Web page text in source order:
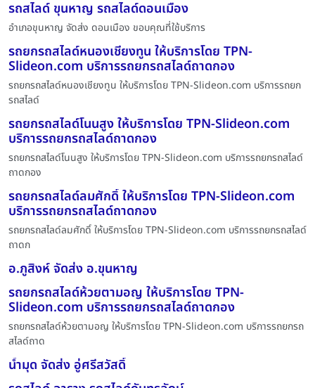
รถสไลด์ ขุนหาญ รถสไลด์ดอนเมือง
อำเภอขุนหาญ จัดส่ง ดอนเมือง ขอบคุณที่ใช้บริการ
รถยกรถสไลด์หนองเชียงทูน ให้บริการโดย TPN-
Slideon.com บริการรถยกรถสไลด์ถาดกอง
รถยกรถสไลด์หนองเชียงทูน ให้บริการโดย TPN-Slideon.com บริการรถยก
รถสไลด์
รถยกรถสไลด์โนนสูง ให้บริการโดย TPN-Slideon.com
บริการรถยกรถสไลด์ถาดกอง
รถยกรถสไลด์โนนสูง ให้บริการโดย TPN-Slideon.com บริการรถยกรถสไลด์
ถาดกอง
รถยกรถสไลด์ลมศักดิ์ ให้บริการโดย TPN-Slideon.com
บริการรถยกรถสไลด์ถาดกอง
รถยกรถสไลด์ลมศักดิ์ ให้บริการโดย TPN-Slideon.com บริการรถยกรถสไลด์
ถาดก
อ.ภูสิงห์ จัดส่ง อ.ขุนหาญ
รถยกรถสไลด์ห้วยตามอญ ให้บริการโดย TPN-
Slideon.com บริการรถยกรถสไลด์ถาดกอง
รถยกรถสไลด์ห้วยตามอญ ให้บริการโดย TPN-Slideon.com บริการรถยกรถ
สไลด์ถาด
น้ำมุด จัดส่ง อู่ศรีสวัสดิ์